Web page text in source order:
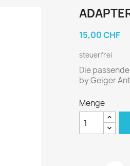
15,00 CHF
steuerfrei
Die
by Geiger
Menge